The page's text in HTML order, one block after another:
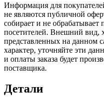
Информация для
не являются публичной
собирает и не
посетителей. Внешний вид,
представленных на данном
характер, уточняйте эти
и оплаты заказа будет
поставщика.
Детали